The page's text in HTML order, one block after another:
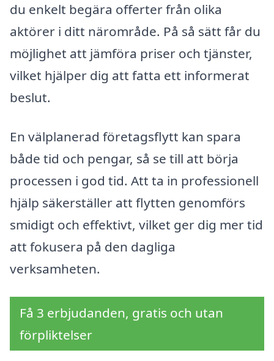
du enkelt begära offerter från olika
aktörer i ditt närområde. På så sätt får du
möjlighet att jämföra priser och tjänster,
vilket hjälper dig att fatta ett informerat
beslut.
En välplanerad företagsflytt kan spara
både tid och pengar, så se till att börja
processen i god tid. Att ta in professionell
hjälp säkerställer att flytten genomförs
smidigt och effektivt, vilket ger dig mer tid
att fokusera på den dagliga
verksamheten.
Få 3 erbjudanden, gratis och utan
förpliktelser